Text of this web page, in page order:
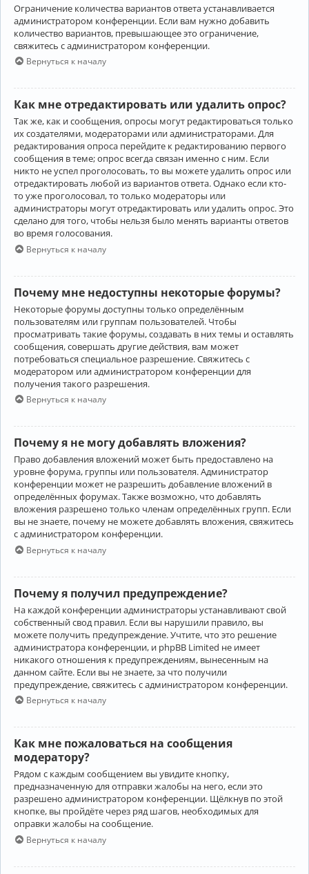
Ограничение количества вариантов ответа устанавливается
администратором конференции. Если вам нужно добавить
количество вариантов, превышающее это ограничение,
свяжитесь с администратором конференции.
Вернуться к началу
Как мне отредактировать или удалить опрос?
Так же, как и сообщения, опросы могут редактироваться только
их создателями, модераторами или администраторами. Для
редактирования опроса перейдите к редактированию первого
сообщения в теме; опрос всегда связан именно с ним. Если
никто не успел проголосовать, то вы можете удалить опрос или
отредактировать любой из вариантов ответа. Однако если кто-
то уже проголосовал, то только модераторы или
администраторы могут отредактировать или удалить опрос. Это
сделано для того, чтобы нельзя было менять варианты ответов
во время голосования.
Вернуться к началу
Почему мне недоступны некоторые форумы?
Некоторые форумы доступны только определённым
пользователям или группам пользователей. Чтобы
просматривать такие форумы, создавать в них темы и оставлять
сообщения, совершать другие действия, вам может
потребоваться специальное разрешение. Свяжитесь с
модератором или администратором конференции для
получения такого разрешения.
Вернуться к началу
Почему я не могу добавлять вложения?
Право добавления вложений может быть предоставлено на
уровне форума, группы или пользователя. Администратор
конференции может не разрешить добавление вложений в
определённых форумах. Также возможно, что добавлять
вложения разрешено только членам определённых групп. Если
вы не знаете, почему не можете добавлять вложения, свяжитесь
с администратором конференции.
Вернуться к началу
Почему я получил предупреждение?
На каждой конференции администраторы устанавливают свой
собственный свод правил. Если вы нарушили правило, вы
можете получить предупреждение. Учтите, что это решение
администратора конференции, и phpBB Limited не имеет
никакого отношения к предупреждениям, вынесенным на
данном сайте. Если вы не знаете, за что получили
предупреждение, свяжитесь с администратором конференции.
Вернуться к началу
Как мне пожаловаться на сообщения
модератору?
Рядом с каждым сообщением вы увидите кнопку,
предназначенную для отправки жалобы на него, если это
разрешено администратором конференции. Щёлкнув по этой
кнопке, вы пройдёте через ряд шагов, необходимых для
оправки жалобы на сообщение.
Вернуться к началу